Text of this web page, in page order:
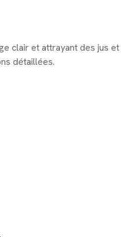
clair et attrayant des jus et
détaillées.